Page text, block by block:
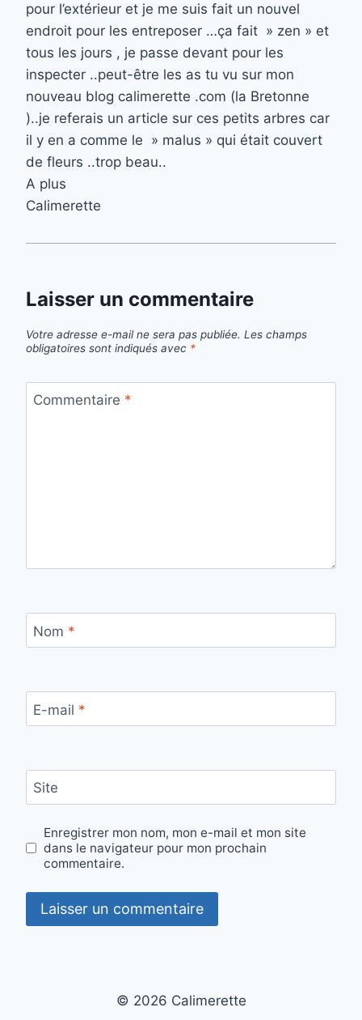
pour l’extérieur et je me suis fait un nouvel
endroit pour les entreposer …ça fait » zen » et
tous les jours , je passe devant pour les
inspecter ..peut-être les as tu vu sur mon
nouveau blog calimerette .com (la Bretonne
)..je referais un article sur ces petits arbres car
il y en a comme le » malus » qui était couvert
de fleurs ..trop beau..
A plus
Calimerette
Laisser un commentaire
Votre adresse e-mail ne sera pas publiée. Les champs
obligatoires sont indiqués avec *
Commentaire *
Nom *
E-mail *
Site
Enregistrer mon nom, mon e-mail et mon site
dans le navigateur pour mon prochain
commentaire.
© 2026 Calimerette